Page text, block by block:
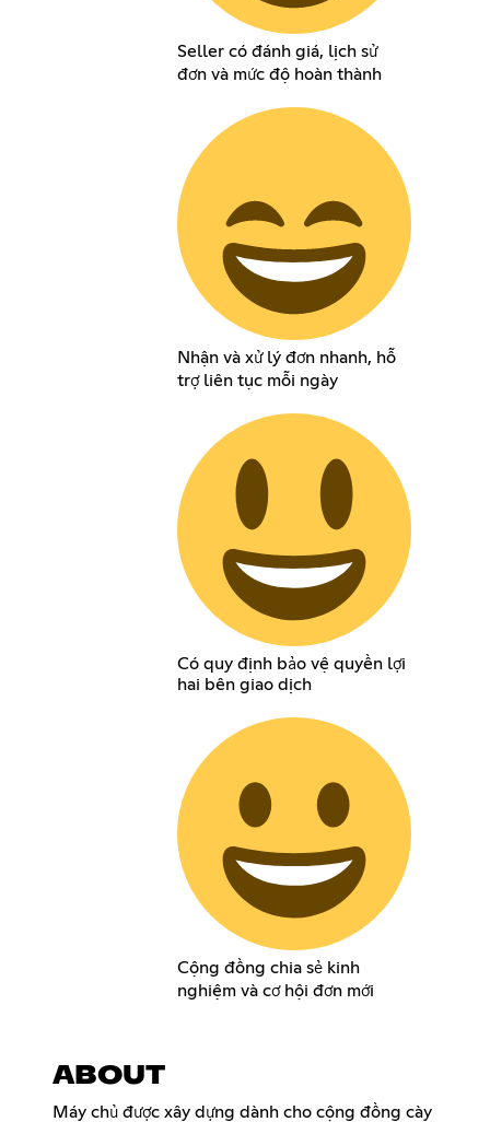
Seller có đánh giá, lịch sử
đơn và mức độ hoàn thành
Nhận và xử lý đơn nhanh, hỗ
trợ liên tục mỗi ngày
Có quy định bảo vệ quyền lợi
hai bên giao dịch
Cộng đồng chia sẻ kinh
nghiệm và cơ hội đơn mới
ABOUT
Máy chủ được xây dựng dành cho cộng đồng cày